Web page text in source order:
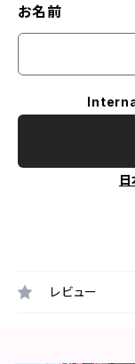
お名前
レビュー